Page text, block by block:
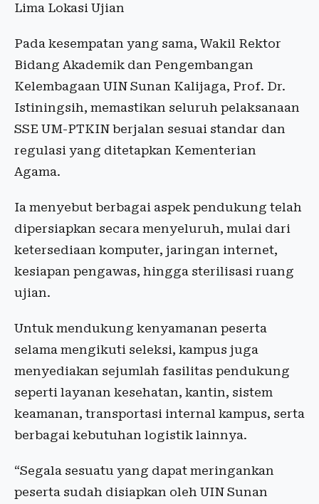
Lima Lokasi Ujian
Pada kesempatan yang sama, Wakil Rektor
Bidang Akademik dan Pengembangan
Kelembagaan UIN Sunan Kalijaga, Prof. Dr.
Istiningsih, memastikan seluruh pelaksanaan
SSE UM-PTKIN berjalan sesuai standar dan
regulasi yang ditetapkan Kementerian
Agama.
Ia menyebut berbagai aspek pendukung telah
dipersiapkan secara menyeluruh, mulai dari
ketersediaan komputer, jaringan internet,
kesiapan pengawas, hingga sterilisasi ruang
ujian.
Untuk mendukung kenyamanan peserta
selama mengikuti seleksi, kampus juga
menyediakan sejumlah fasilitas pendukung
seperti layanan kesehatan, kantin, sistem
keamanan, transportasi internal kampus, serta
berbagai kebutuhan logistik lainnya.
“Segala sesuatu yang dapat meringankan
peserta sudah disiapkan oleh UIN Sunan